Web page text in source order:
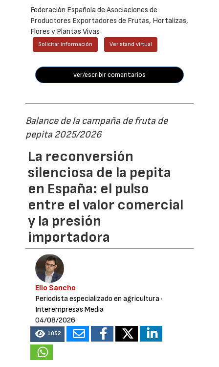
Federación Española de Asociaciones de
Productores Exportadores de Frutas, Hortalizas,
Flores y Plantas Vivas
Solicitar información Ver stand virtual
ver/escribir comentarios
Balance de la campaña de fruta de
pepita 2025/2026
La reconversión
silenciosa de la pepita
en España: el pulso
entre el valor comercial
y la presión
importadora
Elio Sancho
Periodista especializado en agricultura·
Interempresas Media
04/08/2026
1052